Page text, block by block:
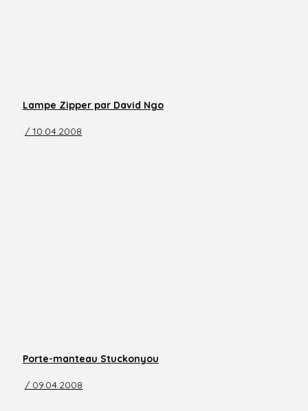
Lampe Zipper par David Ngo
/ 10.04.2008
Porte-manteau Stuckonyou
/ 09.04.2008